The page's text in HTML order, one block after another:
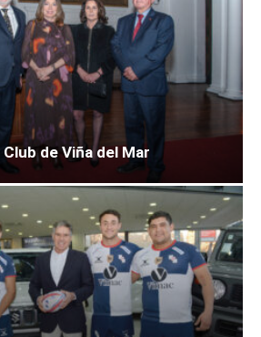
de Viña del Mar